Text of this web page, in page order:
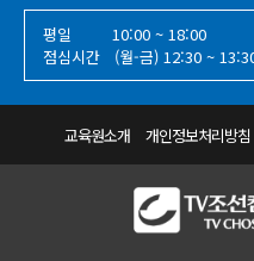
평일
10:00 ~ 18:00
점심시간 (월-금) 12:30 ~
교육원소개 개인정보처리방침